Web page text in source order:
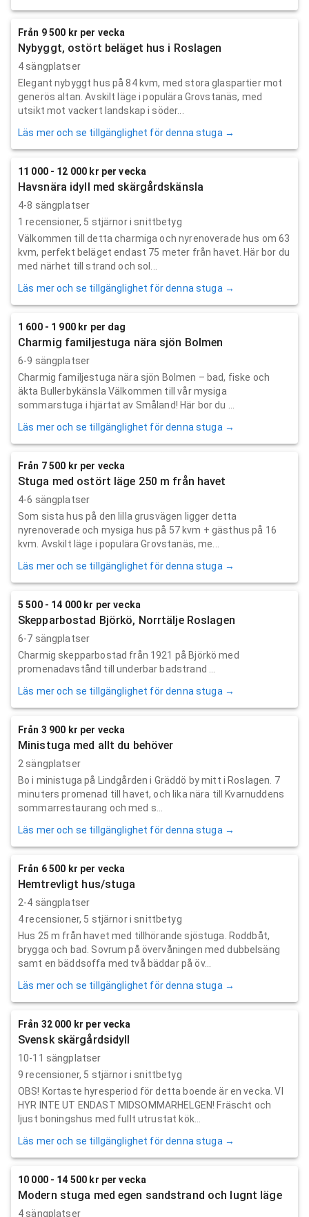
Från 9 500 kr per vecka
Nybyggt, ostört beläget hus i Roslagen
4 sängplatser
Elegant nybyggt hus på 84 kvm, med stora glaspartier mot
generös altan. Avskilt läge i populära Grovstanäs, med
utsikt mot vackert landskap i söder...
Läs mer och se tillgänglighet för denna stuga →
11 000 - 12 000 kr per vecka
Havsnära idyll med skärgårdskänsla
4-8 sängplatser
1 recensioner, 5 stjärnor i snittbetyg
Välkommen till detta charmiga och nyrenoverade hus om 63
kvm, perfekt beläget endast 75 meter från havet. Här bor du
med närhet till strand och sol...
Läs mer och se tillgänglighet för denna stuga →
1 600 - 1 900 kr per dag
Charmig familjestuga nära sjön Bolmen
6-9 sängplatser
Charmig familjestuga nära sjön Bolmen – bad, fiske och
äkta Bullerbykänsla Välkommen till vår mysiga
sommarstuga i hjärtat av Småland! Här bor du ...
Läs mer och se tillgänglighet för denna stuga →
Från 7 500 kr per vecka
Stuga med ostört läge 250 m från havet
4-6 sängplatser
Som sista hus på den lilla grusvägen ligger detta
nyrenoverade och mysiga hus på 57 kvm + gästhus på 16
kvm. Avskilt läge i populära Grovstanäs, me...
Läs mer och se tillgänglighet för denna stuga →
5 500 - 14 000 kr per vecka
Skepparbostad Björkö, Norrtälje Roslagen
6-7 sängplatser
Charmig skepparbostad från 1921 på Björkö med
promenadavstånd till underbar badstrand ...
Läs mer och se tillgänglighet för denna stuga →
Från 3 900 kr per vecka
Ministuga med allt du behöver
2 sängplatser
Bo i ministuga på Lindgården i Gräddö by mitt i Roslagen. 7
minuters promenad till havet, och lika nära till Kvarnuddens
sommarrestaurang och med s...
Läs mer och se tillgänglighet för denna stuga →
Från 6 500 kr per vecka
Hemtrevligt hus/stuga
2-4 sängplatser
4recensioner, 5 stjärnor i snittbetyg
Hus 25 m från havet med tillhörande sjöstuga. Roddbåt,
brygga och bad. Sovrum på övervåningen med dubbelsäng
samt en bäddsoffa med två bäddar på öv...
Läs mer och se tillgänglighet för denna stuga →
Från 32 000 kr per vecka
Svensk skärgårdsidyll
10-11 sängplatser
9 recensioner, 5 stjärnor i snittbetyg
OBS! Kortaste hyresperiod för detta boende är en vecka. VI
HYR INTE UT ENDAST MIDSOMMARHELGEN! Fräscht och
ljust boningshus med fullt utrustat kök...
Läs mer och se tillgänglighet för denna stuga →
10 000 - 14 500 kr per vecka
Modern stuga med egen sandstrand och lugnt läge
4 sängplatser